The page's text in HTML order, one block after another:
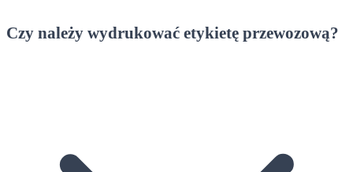
Czy należy wydrukować etykietę przewozową?